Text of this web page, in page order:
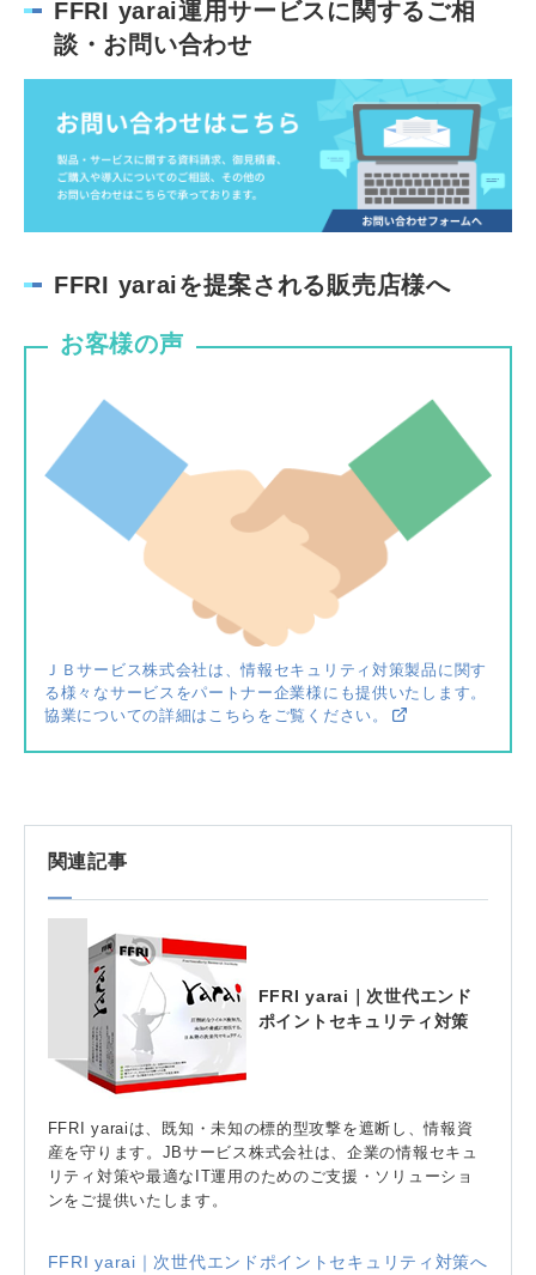
FFRI yarai運用サービスに関するご相
談・お問い合わせ
FFRI yaraiを提案される販売店様へ
お客様の声
ＪＢサービス株式会社は、情報セキュリティ対策製品に関す
る様々なサービスをパートナー企業様にも提供いたします。
協業についての詳細はこちらをご覧ください。
関連記事
FFRI yarai｜次世代エンド
ポイントセキュリティ対策
FFRI yaraiは、既知・未知の標的型攻撃を遮断し、情報資
産を守ります。JBサービス株式会社は、企業の情報セキュ
リティ対策や最適なIT運用のためのご支援・ソリューショ
ンをご提供いたします。
FFRI yarai｜次世代エンドポイントセキュリティ対策へ